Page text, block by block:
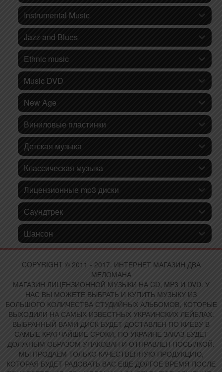
Instrumental Music
Jazz and Blues
Ethnic music
Music DVD
New Age
Виниловые пластинки
Детская музыка
Классическая музыка
Лицензионные mp3 диски
Саундтрек
Шансон
COPYRIGHT © 2011 - 2017. ИНТЕРНЕТ МАГАЗИН ДВА
МЕЛОМАНА
МАГАЗИН ЛИЦЕНЗИОННОЙ МУЗЫКИ НА CD, MP3 И DVD. У
НАС ВЫ МОЖЕТЕ ВЫБРАТЬ И КУПИТЬ МУЗЫКУ ИЗ
БОЛЬШОГО КОЛИЧЕСТВА СТУДИЙНЫХ АЛЬБОМОВ, КОТОРЫЕ
ВЫХОДИЛИ НА САМЫХ ИЗВЕСТНЫХ УКРАИНСКИХ ЛЕЙБЛАХ.
ВЫБРАННЫЙ ВАМИ ДИСК БУДЕТ ДОСТАВЛЕН ПО КИЕВУ В
САМЫЕ КРАТЧАЙШИЕ СРОКИ, ПО УКРАИНЕ ЗАКАЗ БУДЕТ
ДОЛЖНЫМ ОБРАЗОМ УПАКОВАН И ОТПРАВЛЕН ПОСЫЛКОЙ.
МЫ ПРОДАЕМ ТОЛЬКО КАЧЕСТВЕННУЮ ПРОДУКЦИЮ,
КОТОРАЯ БУДЕТ РАДОВАТЬ ВАС ЕЩЕ ДОЛГОЕ ВРЕМЯ ПОСЛЕ